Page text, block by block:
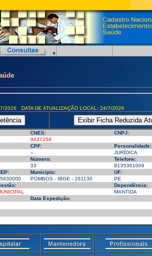
2026 DATA DE ATUALIZAÇÃO LOCAL: 24/7/2026
CNES:
CNPJ:
9437258
CPF:
Personalidade:
--
JURÍDICA
Número:
Telefone:
33
8135361009
Município:
UF:
POMBOS - IBGE - 261130
PE
Dependência:
MANTIDA
Data Expedição: